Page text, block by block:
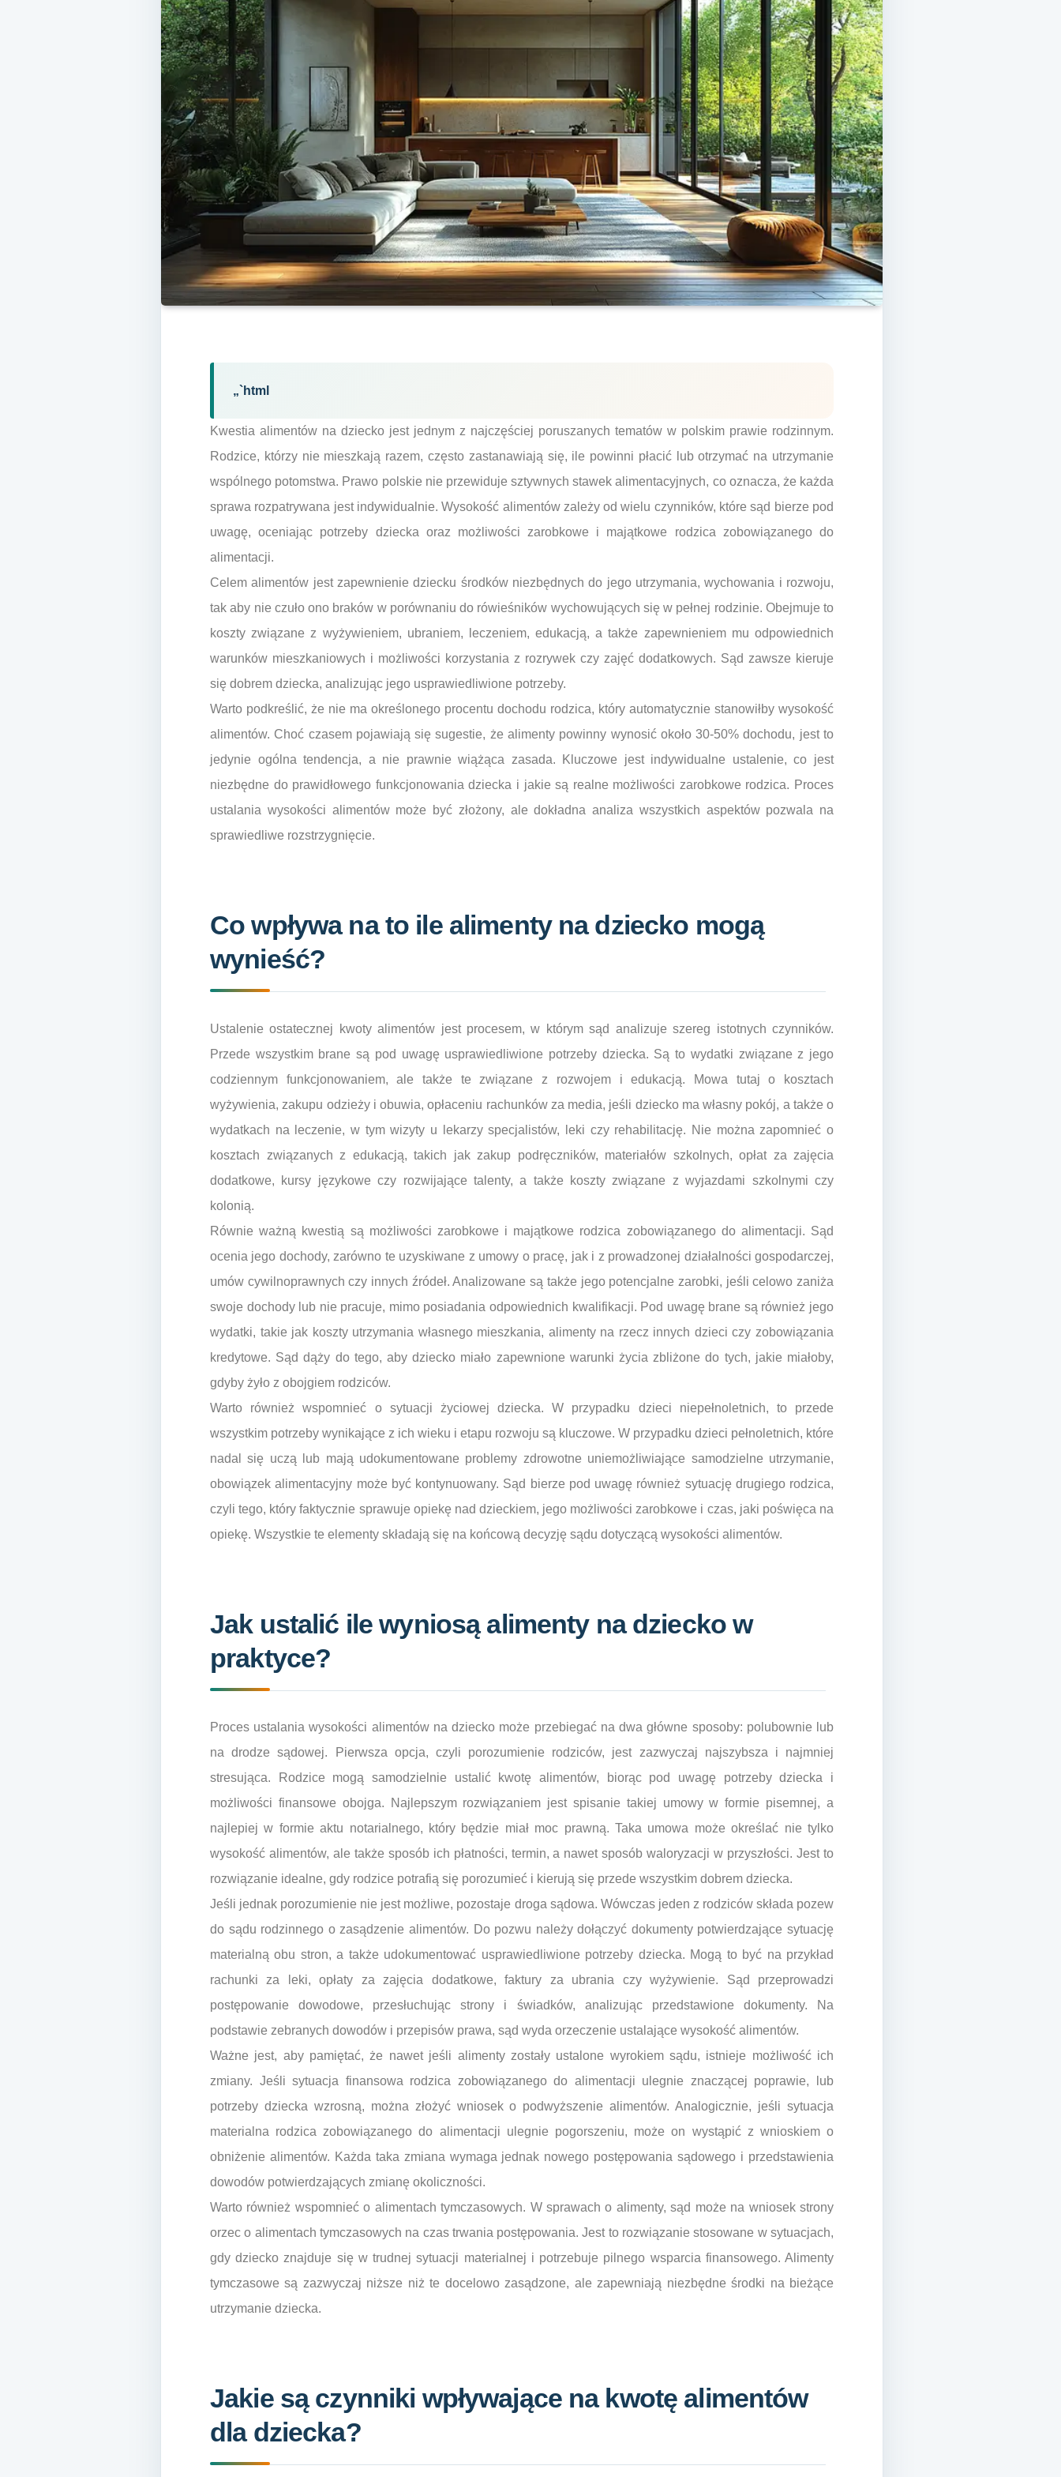
„`html
Kwestia alimentów na dziecko jest jednym z najczęściej poruszanych tematów w polskim prawie rodzinnym.
Rodzice, którzy nie mieszkają razem, często zastanawiają się, ile powinni płacić lub otrzymać na utrzymanie
wspólnego potomstwa. Prawo polskie nie przewiduje sztywnych stawek alimentacyjnych, co oznacza, że każda
sprawa rozpatrywana jest indywidualnie. Wysokość alimentów zależy od wielu czynników, które sąd bierze pod
uwagę, oceniając potrzeby dziecka oraz możliwości zarobkowe i majątkowe rodzica zobowiązanego do
alimentacji.
Celem alimentów jest zapewnienie dziecku środków niezbędnych do jego utrzymania, wychowania i rozwoju,
tak aby nie czuło ono braków w porównaniu do rówieśników wychowujących się w pełnej rodzinie. Obejmuje to
koszty związane z wyżywieniem, ubraniem, leczeniem, edukacją, a także zapewnieniem mu odpowiednich
warunków mieszkaniowych i możliwości korzystania z rozrywek czy zajęć dodatkowych. Sąd zawsze kieruje
się dobrem dziecka, analizując jego usprawiedliwione potrzeby.
Warto podkreślić, że nie ma określonego procentu dochodu rodzica, który automatycznie stanowiłby wysokość
alimentów. Choć czasem pojawiają się sugestie, że alimenty powinny wynosić około 30-50% dochodu, jest to
jedynie ogólna tendencja, a nie prawnie wiążąca zasada. Kluczowe jest indywidualne ustalenie, co jest
niezbędne do prawidłowego funkcjonowania dziecka i jakie są realne możliwości zarobkowe rodzica. Proces
ustalania wysokości alimentów może być złożony, ale dokładna analiza wszystkich aspektów pozwala na
sprawiedliwe rozstrzygnięcie.
Co wpływa na to ile alimenty na dziecko mogą
wynieść?
Ustalenie ostatecznej kwoty alimentów jest procesem, w którym sąd analizuje szereg istotnych czynników.
Przede wszystkim brane są pod uwagę usprawiedliwione potrzeby dziecka. Są to wydatki związane z jego
codziennym funkcjonowaniem, ale także te związane z rozwojem i edukacją. Mowa tutaj o kosztach
wyżywienia, zakupu odzieży i obuwia, opłaceniu rachunków za media, jeśli dziecko ma własny pokój, a także o
wydatkach na leczenie, w tym wizyty u lekarzy specjalistów, leki czy rehabilitację. Nie można zapomnieć o
kosztach związanych z edukacją, takich jak zakup podręczników, materiałów szkolnych, opłat za zajęcia
dodatkowe, kursy językowe czy rozwijające talenty, a także koszty związane z wyjazdami szkolnymi czy
kolonią.
Równie ważną kwestią są możliwości zarobkowe i majątkowe rodzica zobowiązanego do alimentacji. Sąd
ocenia jego dochody, zarówno te uzyskiwane z umowy o pracę, jak i z prowadzonej działalności gospodarczej,
umów cywilnoprawnych czy innych źródeł. Analizowane są także jego potencjalne zarobki, jeśli celowo zaniża
swoje dochody lub nie pracuje, mimo posiadania odpowiednich kwalifikacji. Pod uwagę brane są również jego
wydatki, takie jak koszty utrzymania własnego mieszkania, alimenty na rzecz innych dzieci czy zobowiązania
kredytowe. Sąd dąży do tego, aby dziecko miało zapewnione warunki życia zbliżone do tych, jakie miałoby,
gdyby żyło z obojgiem rodziców.
Warto również wspomnieć o sytuacji życiowej dziecka. W przypadku dzieci niepełnoletnich, to przede
wszystkim potrzeby wynikające z ich wieku i etapu rozwoju są kluczowe. W przypadku dzieci pełnoletnich, które
nadal się uczą lub mają udokumentowane problemy zdrowotne uniemożliwiające samodzielne utrzymanie,
obowiązek alimentacyjny może być kontynuowany. Sąd bierze pod uwagę również sytuację drugiego rodzica,
czyli tego, który faktycznie sprawuje opiekę nad dzieckiem, jego możliwości zarobkowe i czas, jaki poświęca na
opiekę. Wszystkie te elementy składają się na końcową decyzję sądu dotyczącą wysokości alimentów.
Jak ustalić ile wyniosą alimenty na dziecko w
praktyce?
Proces ustalania wysokości alimentów na dziecko może przebiegać na dwa główne sposoby: polubownie lub
na drodze sądowej. Pierwsza opcja, czyli porozumienie rodziców, jest zazwyczaj najszybsza i najmniej
stresująca. Rodzice mogą samodzielnie ustalić kwotę alimentów, biorąc pod uwagę potrzeby dziecka i
możliwości finansowe obojga. Najlepszym rozwiązaniem jest spisanie takiej umowy w formie pisemnej, a
najlepiej w formie aktu notarialnego, który będzie miał moc prawną. Taka umowa może określać nie tylko
wysokość alimentów, ale także sposób ich płatności, termin, a nawet sposób waloryzacji w przyszłości. Jest to
rozwiązanie idealne, gdy rodzice potrafią się porozumieć i kierują się przede wszystkim dobrem dziecka.
Jeśli jednak porozumienie nie jest możliwe, pozostaje droga sądowa. Wówczas jeden z rodziców składa pozew
do sądu rodzinnego o zasądzenie alimentów. Do pozwu należy dołączyć dokumenty potwierdzające sytuację
materialną obu stron, a także udokumentować usprawiedliwione potrzeby dziecka. Mogą to być na przykład
rachunki za leki, opłaty za zajęcia dodatkowe, faktury za ubrania czy wyżywienie. Sąd przeprowadzi
postępowanie dowodowe, przesłuchując strony i świadków, analizując przedstawione dokumenty. Na
podstawie zebranych dowodów i przepisów prawa, sąd wyda orzeczenie ustalające wysokość alimentów.
Ważne jest, aby pamiętać, że nawet jeśli alimenty zostały ustalone wyrokiem sądu, istnieje możliwość ich
zmiany. Jeśli sytuacja finansowa rodzica zobowiązanego do alimentacji ulegnie znaczącej poprawie, lub
potrzeby dziecka wzrosną, można złożyć wniosek o podwyższenie alimentów. Analogicznie, jeśli sytuacja
materialna rodzica zobowiązanego do alimentacji ulegnie pogorszeniu, może on wystąpić z wnioskiem o
obniżenie alimentów. Każda taka zmiana wymaga jednak nowego postępowania sądowego i przedstawienia
dowodów potwierdzających zmianę okoliczności.
Warto również wspomnieć o alimentach tymczasowych. W sprawach o alimenty, sąd może na wniosek strony
orzec o alimentach tymczasowych na czas trwania postępowania. Jest to rozwiązanie stosowane w sytuacjach,
gdy dziecko znajduje się w trudnej sytuacji materialnej i potrzebuje pilnego wsparcia finansowego. Alimenty
tymczasowe są zazwyczaj niższe niż te docelowo zasądzone, ale zapewniają niezbędne środki na bieżące
utrzymanie dziecka.
Jakie są czynniki wpływające na kwotę alimentów
dla dziecka?